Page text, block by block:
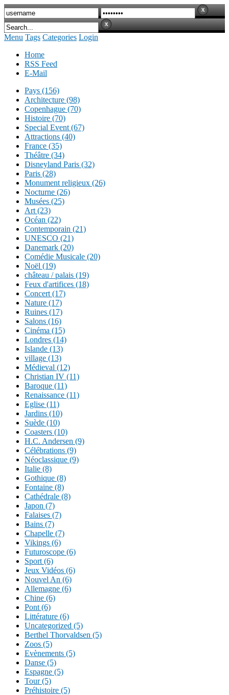
Menu Tags Categories Login
Home
RSS Feed
E-Mail
Pays (156)
Architecture (98)
Copenhague (70)
Histoire (70)
Special Event (67)
Attractions (40)
France (35)
Théâtre (34)
Disneyland Paris (32)
Paris (28)
Monument religieux (26)
Nocturne (26)
Musées (25)
Art (23)
Océan (22)
Contemporain (21)
UNESCO (21)
Danemark (20)
Comédie Musicale (20)
Noël (19)
château / palais (19)
Feux d'artifices (18)
Concert (17)
Nature (17)
Ruines (17)
Salons (16)
Cinéma (15)
Londres (14)
Islande (13)
village (13)
Médieval (12)
Christian IV (11)
Baroque (11)
Renaissance (11)
Eglise (11)
Jardins (10)
Suède (10)
Coasters (10)
H.C. Andersen (9)
Célébrations (9)
Néoclassique (9)
Italie (8)
Gothique (8)
Fontaine (8)
Cathédrale (8)
Japon (7)
Falaises (7)
Bains (7)
Chapelle (7)
Vikings (6)
Futuroscope (6)
Sport (6)
Jeux Vidéos (6)
Nouvel An (6)
Allemagne (6)
Chine (6)
Pont (6)
Littérature (6)
Uncategorized (5)
Berthel Thorvaldsen (5)
Zoos (5)
Evènements (5)
Danse (5)
Espagne (5)
Tour (5)
Préhistoire (5)